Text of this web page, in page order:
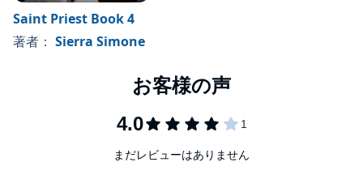
Saint Priest Book 4
著者： Sierra Simone
まだレビューはありません